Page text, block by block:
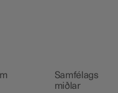
Samfélags
miðlar